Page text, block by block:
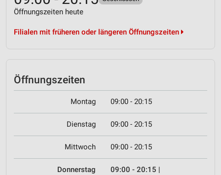
Öffnungszeiten heute
Filialen mit früheren oder längeren Öffnungszeiten
Öffnungszeiten
Montag 09:00 - 20:15
Dienstag 09:00 - 20:15
Mittwoch 09:00 - 20:15
Donnerstag 09:00 - 20:15 |